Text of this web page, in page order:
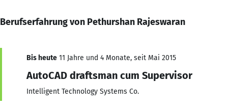
Berufserfahrung von Pethurshan Rajeswaran
Bis heute 11 Jahre und 4 Monate, seit Mai 2015
AutoCAD draftsman cum Supervisor
Intelligent Technology Systems Co.